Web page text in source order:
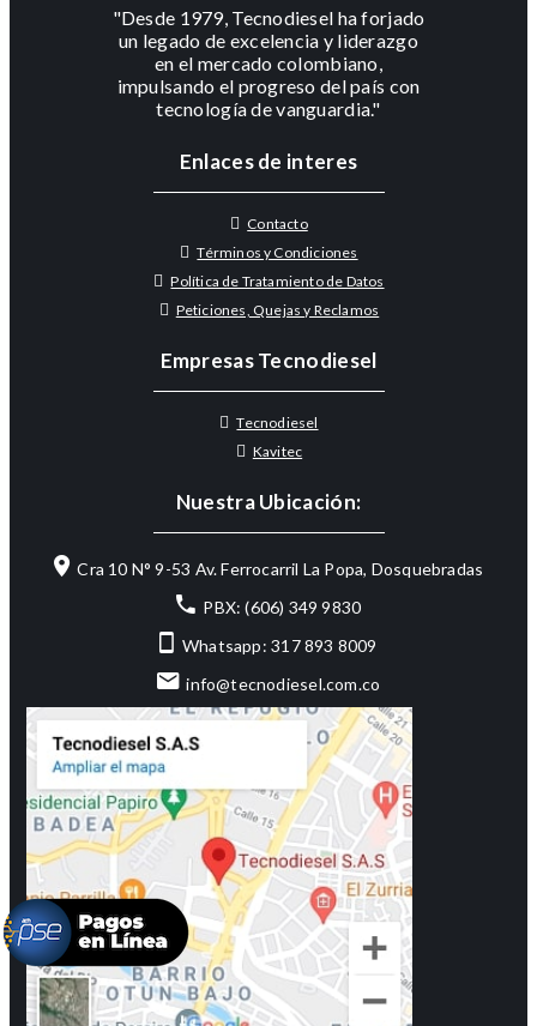
"Desde 1979, Tecnodiesel ha forjado
un legado de excelencia y liderazgo
en el mercado colombiano,
impulsando el progreso del país con
tecnología de vanguardia."
Enlaces de interes
Contacto
Términos y Condiciones
Política de Tratamiento de Datos
Peticiones, Quejas y Reclamos
Empresas Tecnodiesel
Tecnodiesel
Kavitec
Nuestra Ubicación:
Cra 10 N° 9-53 Av. Ferrocarril La Popa, Dosquebradas
PBX: (606) 349 9830
Whatsapp: 317 893 8009
info@tecnodiesel.com.co